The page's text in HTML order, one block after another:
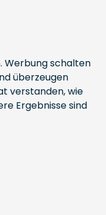
Werbung schalten
überzeugen
verstanden, wie
Ergebnisse sind